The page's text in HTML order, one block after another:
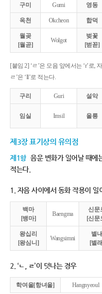
구미 Gumi 영동
옥천 Okcheon 합덕
월곶
[월곧]
Wolgot
벚꽃
[벋꼳]
[붙임 2] ‘ㄹ’은 모음 앞에서는 ‘r’로,
ㄹ’은 ‘ll’로 적는다.
구리 Guri 설악
임실 Imsil 울릉
제3장 표기상의 유의점
제1항 음운 변화가 일어날 때에
적는다.
1. 자음 사이에서 동화 작용이 일
백마
[뱅마]
Baengma
신문
[신문
왕십리
[왕심니]
Wangsimni
별내
[별
2. ‘ㄴ, ㄹ’이 덧나는 경우
학여울[항녀울] Hangnyeoul